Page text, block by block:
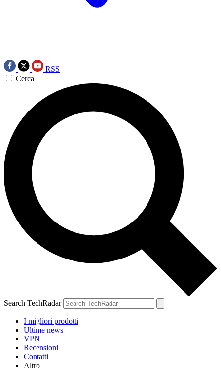
RSS
Cerca
Search TechRadar
I migliori prodotti
Ultime news
VPN
Recensioni
Contatti
Altro